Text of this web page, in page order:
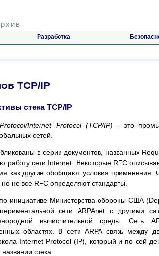
Разработка
TCP/IP
стека TCP/IP
Internet Protocol (TCP/IP) - это
сетей.
в серии документов, названных
работу сети Internet. Некоторые RFC
как другие обобщают условия применения.
не все RFC определяют стандарты.
инициативе Министерства обороны США
сети ARPAnet с другими
вычислительной среды. Сеть
областях. В сети ARPA связь между
Internet Protocol (IP), который и по сей
стека.